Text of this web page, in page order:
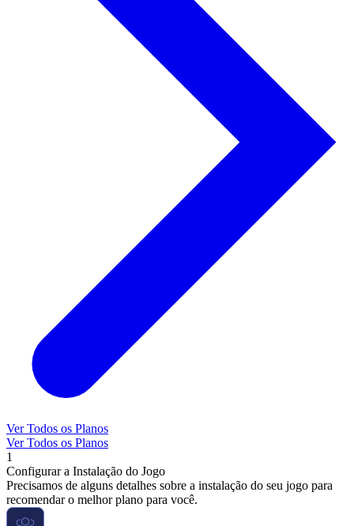
Ver Todos os Planos
Ver Todos os Planos
1
Configurar a Instalação do Jogo
Precisamos de alguns detalhes sobre a instalação do seu jogo para
recomendar o melhor plano para você.